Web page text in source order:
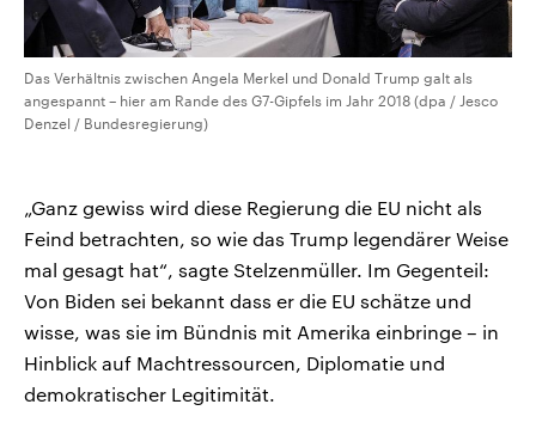
Das Verhältnis zwischen Angela Merkel und Donald Trump galt als
angespannt – hier am Rande des G7-Gipfels im Jahr 2018 (dpa / Jesco
Denzel / Bundesregierung)
„Ganz gewiss wird diese Regierung die EU nicht als
Feind betrachten, so wie das Trump legendärer Weise
mal gesagt hat“, sagte Stelzenmüller. Im Gegenteil:
Von Biden sei bekannt dass er die EU schätze und
wisse, was sie im Bündnis mit Amerika einbringe – in
Hinblick auf Machtressourcen, Diplomatie und
demokratischer Legitimität.